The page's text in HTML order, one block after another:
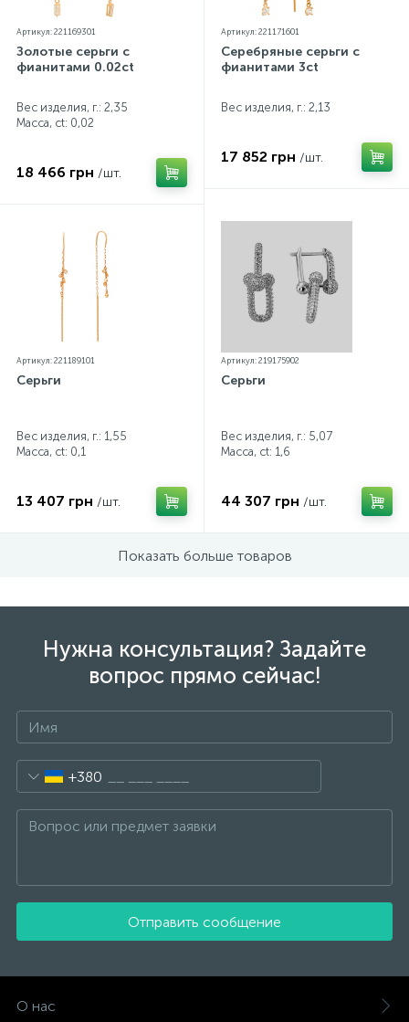
Артикул: 221169301
Золотые серьги с
фианитами 0.02ct
Вес изделия, г.: 2,35
Масса, ct: 0,02
18 466 грн /шт.
Артикул: 221171601
Серебряные серьги с
фианитами 3ct
Вес изделия, г.: 2,13
17 852 грн /шт.
Артикул: 221189101
Серьги
Вес изделия, г.: 1,55
Масса, ct: 0,1
13 407 грн /шт.
Артикул: 219175902
Серьги
Вес изделия, г.: 5,07
Масса, ct: 1,6
44 307 грн /шт.
Показать больше товаров
Нужна консультация? Задайте
вопрос прямо сейчас!
+380
Отправить сообщение
О нас